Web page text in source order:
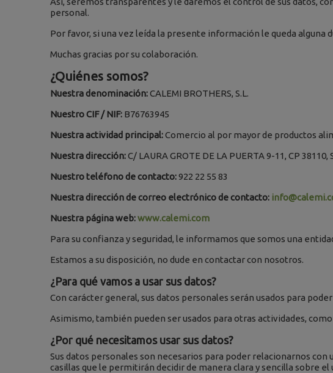
personal.
Por favor, si una vez leída la presente información le queda alguna
Muchas gracias por su colaboración.
¿Quiénes somos?
Nuestra denominación:CALEMI BROTHERS, S.L.
Nuestro CIF / NIF: B76763945
Nuestra actividad principal:Comercio al por mayor de productos
Nuestra dirección:C/ LAURA GROTE DE LA PUERTA 9-11, CP
Nuestro teléfono de contacto:922 22 55 83
Nuestra dirección de correo electrónico de contacto:
Nuestra página web:www.calemi.com
Para su confianza y seguridad, le informamos que somos una
Estamos a su disposición, no dude en contactar con nosotros.
¿Para qué vamos a usar sus datos?
Con carácter general, sus datos personales serán usados para
Asimismo, también pueden ser usados para otras actividades,
¿Por qué necesitamos usar sus datos?
Sus datos personales son necesarios para poder relacionarnos
casillas que le permitirán decidir de manera clara y sencilla sobre